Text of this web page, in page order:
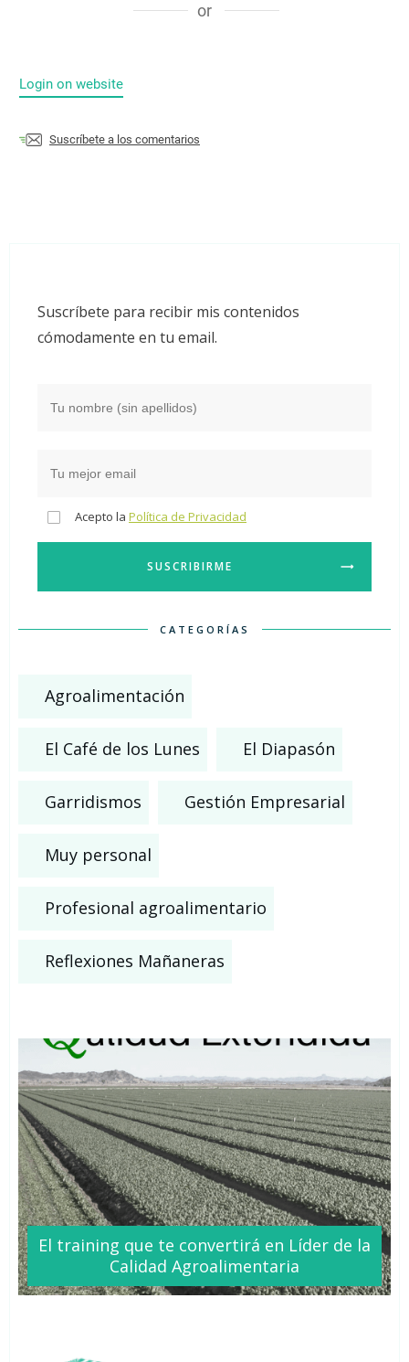
or
Login on website
Suscríbete a los comentarios
Suscríbete para recibir mis contenidos
cómodamente en tu email.
Acepto la Política de Privacidad
SUSCRIBIRME
CATEGORÍAS
Agroalimentación
El Café de los Lunes El Diapasón
Garridismos Gestión Empresarial
Muy personal
Profesional agroalimentario
Reflexiones Mañaneras
El training que te convertirá en Líder de la
Calidad Agroalimentaria